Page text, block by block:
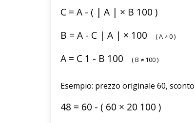
C = A - ( | A | × B 100 )
B = A - C | A | × 100 (A ≠0)
A = C 1 - B 100 (B ≠ 100)
Esempio: prezzo originale 60,
48 = 60 - ( 60 × 20 100 )